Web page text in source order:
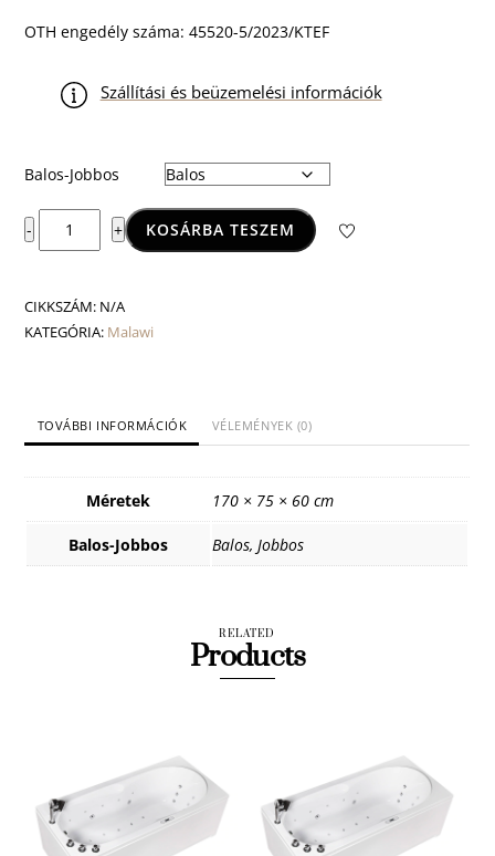
OTH engedély száma: 45520-5/2023/KTEF
Szállítási és beüzemelési információk
Balos-Jobbos
-
Malawi
E-
Retro
csapteleppel
+ KOSÁRBA TESZEM
CIKKSZÁM: N/A
KATEGÓRIA: Malawi
TOVÁBBI INFORMÁCIÓK VÉLEMÉNYEK (0)
Méretek 170 × 75 × 60 cm
Balos-Jobbos Balos, Jobbos
RELATED
Products